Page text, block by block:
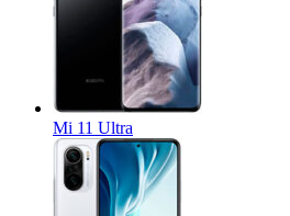
Mi 11 Ultra